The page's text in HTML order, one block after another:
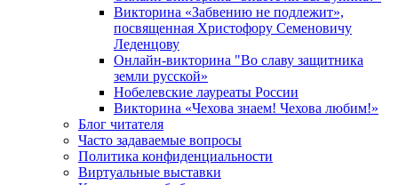
Викторина «Забвению не подлежит»,
посвященная Христофору Семеновичу
Леденцову
Онлайн-викторина "Во славу защитника
земли русской»
Нобелевские лауреаты России
Викторина «Чехова знаем! Чехова любим!»
Блог читателя
Часто задаваемые вопросы
Политика конфиденциальности
Виртуальные выставки